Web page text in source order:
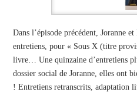
Dans l’épisode précédent, Joranne
entretiens, pour « Sous X (titre
livre… Une quinzaine d’entretiens
dossier social de Joranne, elles ont
! Entretiens retranscrits, adaptation